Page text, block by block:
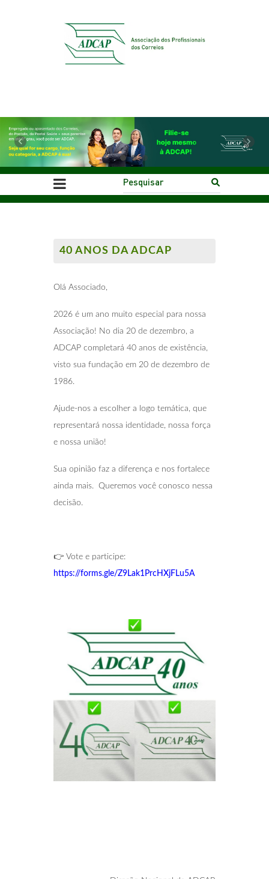
Previous Next
40 ANOS DA ADCAP
Olá Associado,
2026 é um ano muito especial para nossa
Associação! No dia 20 de dezembro, a
ADCAP completará 40 anos de existência,
visto sua fundação em 20 de dezembro de
1986.
Ajude-nos a escolher a logo temática, que
representará nossa identidade, nossa força
e nossa união!
Sua opinião faz a diferença e nos fortalece
ainda mais. Queremos você conosco nessa
decisão.
👉 Vote e participe:
https://forms.gle/Z9Lak1PrcHXjFLu5A